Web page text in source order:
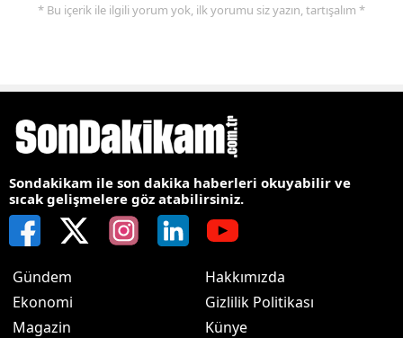
* Bu içerik ile ilgili yorum yok, ilk yorumu siz yazın, tartışalım *
Sondakikam ile son dakika haberleri okuyabilir ve
sıcak gelişmelere göz atabilirsiniz.
Gündem
Ekonomi
Magazin
Hakkımızda
Gizlilik Politikası
Künye